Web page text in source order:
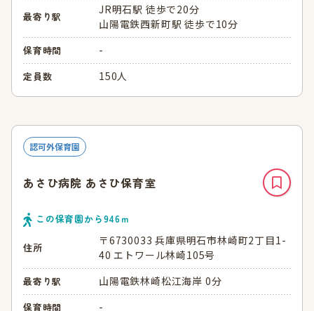
最寄り駅
JR明石駅 徒歩で20分
山陽電鉄西新町駅 徒歩で10分
保育時間 -
定員数 150人
認可外保育園
あさひ病院 あさひ保育室
この保育園から946ｍ
住所
〒6730033 兵庫県明石市林崎町2丁目1-
40 エトワール林崎105号
最寄り駅 山陽電鉄林崎松江海岸 0分
保育時間 -